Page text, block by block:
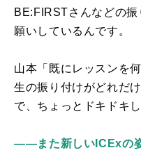
BE:FIRSTさんなどの
願いしているんです。
山本「既にレッスンを
生の振り付けがどれだ
で、ちょっとドキドキ
――また新しいICExの